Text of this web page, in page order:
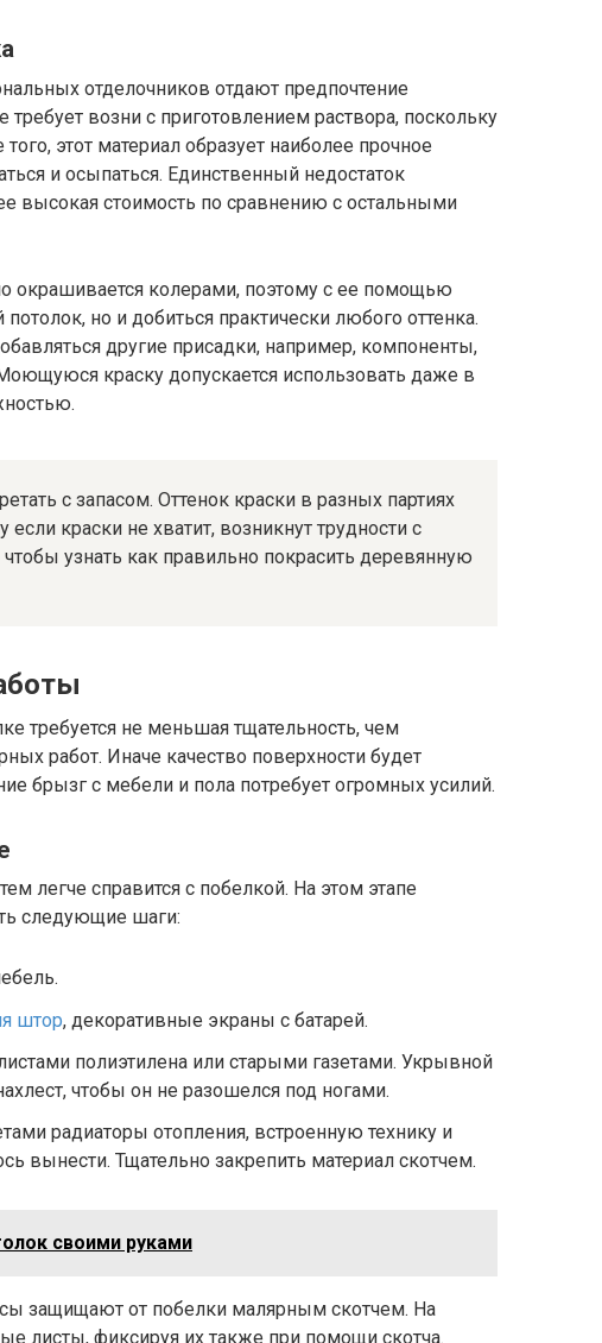
отделочников отдают предпочтение
возни с приготовлением раствора, поскольку
этот материал образует наиболее прочное
и осыпаться. Единственный недостаток
высокая стоимость по сравнению с остальными
окрашивается колерами, поэтому с ее помощью
но и добиться практически любого оттенка.
другие присадки, например, компоненты,
краску допускается использовать даже в
с запасом. Оттенок краски в разных партиях
краски не хватит, возникнут трудности с
узнать как правильно покрасить деревянную
требуется не меньшая тщательность, чем
работ. Иначе качество поверхности будет
брызг с мебели и пола потребует огромных усилий.
легче справится с побелкой. На этом этапе
следующие шаги:
штор, декоративные экраны с батарей.
полиэтилена или старыми газетами. Укрывной
чтобы он не разошелся под ногами.
радиаторы отопления, встроенную технику и
вынести. Тщательно закрепить материал скотчем.
своими руками
защищают от побелки малярным скотчем. На
листы, фиксируя их также при помощи скотча.